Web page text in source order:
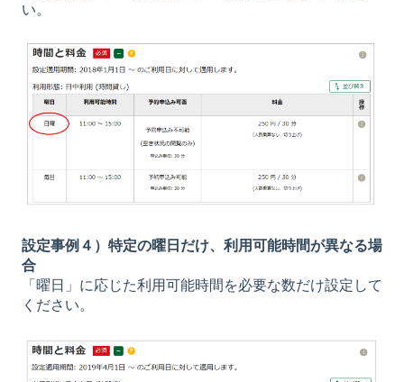
い。
設定事例４）特定の曜日だけ、利用可能時間が異なる場
合
「曜日」に応じた利用可能時間を必要な数だけ設定して
ください。